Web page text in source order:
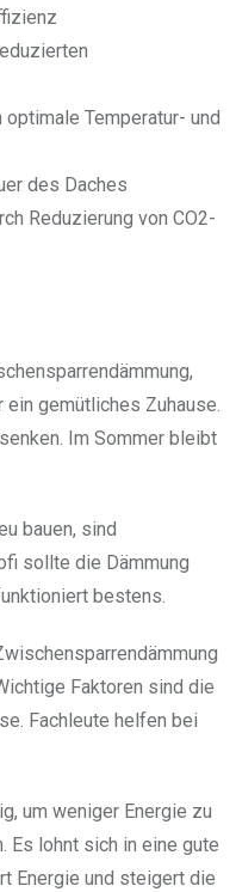
optimale Temperatur- und
des Daches
Reduzierung von CO2-
gemütliches Zuhause.
Im Sommer bleibt
bauen, sind
sollte die Dämmung
bestens.
Faktoren sind die
Fachleute helfen bei
um weniger Energie zu
Es lohnt sich in eine gute
Energie und steigert die